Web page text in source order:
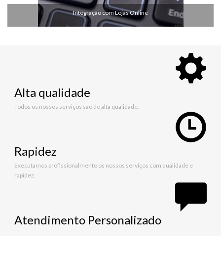
Integração com Lojas Online
Alta qualidade
Todos os nossos serviços são de alta qualidade.
Rapidez
Executamos profissionalmente os nossos serviços com qualidade e
rapidez.
Atendimento Personalizado